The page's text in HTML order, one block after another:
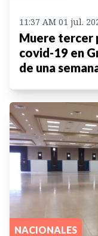
11:37 AM 01 jul.
Muere tercer
covid-19 en
de una
NACIONALES